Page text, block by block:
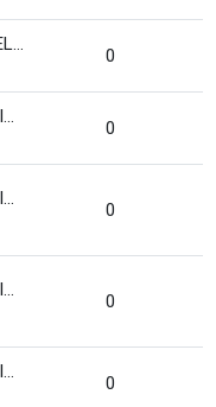
RIANN MARTINELLI BATISTA
0
RICARDO DE OLIVEIRA BRASIL COSTA
0
RICARDO DE OLIVEIRA BRASIL COSTA
0
RICARDO DE OLIVEIRA BRASIL COSTA
0
RICARDO DE OLIVEIRA BRASIL COSTA
0